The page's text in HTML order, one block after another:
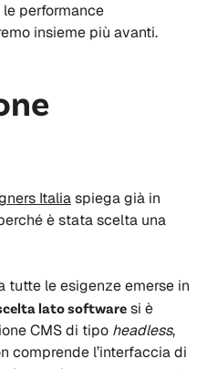
performance
insieme più avanti.
Italiaspiega già in
è stata scelta una
tutte le esigenze emerse in
lato software si è
CMS di tipo headless,
comprende l’interfaccia di